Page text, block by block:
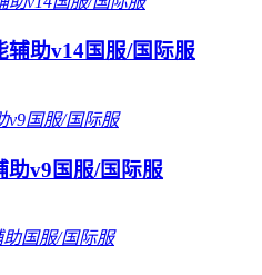
辅助v14国服/国际服
助v9国服/国际服